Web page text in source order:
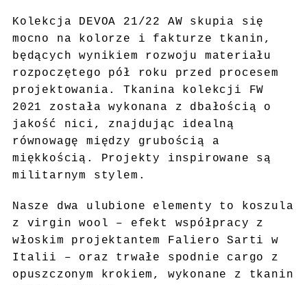
Kolekcja DEVOA 21/22 AW skupia się
mocno na kolorze i fakturze tkanin,
będących wynikiem rozwoju materiału
rozpoczętego pół roku przed procesem
projektowania. Tkanina kolekcji FW
2021 została wykonana z dbałością o
jakość nici, znajdując idealną
równowagę między grubością a
miękkością. Projekty inspirowane są
militarnym stylem.
Nasze dwa ulubione elementy to koszula
z virgin wool – efekt współpracy z
włoskim projektantem Faliero Sarti w
Italii – oraz trwałe spodnie cargo z
opuszczonym krokiem, wykonane z tkanin